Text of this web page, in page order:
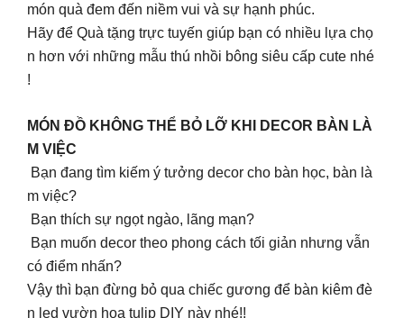
món quà đem đến niềm vui và sự hạnh phúc.
Hãy để Quà tặng trực tuyến giúp bạn có nhiều lựa chọ
n hơn với những mẫu thú nhồi bông siêu cấp cute nhé
!
MÓN ĐỒ KHÔNG THỂ BỎ LỠ KHI DECOR BÀN LÀ
M VIỆC
Bạn đang tìm kiếm ý tưởng decor cho bàn học, bàn là
m việc?
Bạn thích sự ngọt ngào, lãng mạn?
Bạn muốn decor theo phong cách tối giản nhưng vẫn
có điểm nhấn?
Vậy thì bạn đừng bỏ qua chiếc gương để bàn kiêm đè
n led vườn hoa tulip DIY này nhé!!